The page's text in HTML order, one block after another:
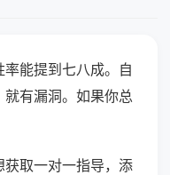
能提到七八成。自
有漏洞。如果你总
取一对一指导，添